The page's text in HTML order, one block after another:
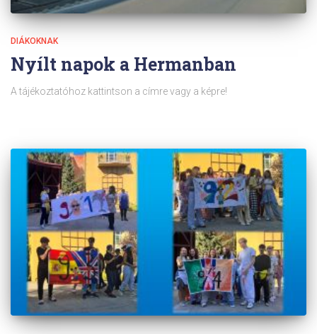
DIÁKOKNAK
Nyílt napok a Hermanban
A tájékoztatóhoz kattintson a címre vagy a képre!